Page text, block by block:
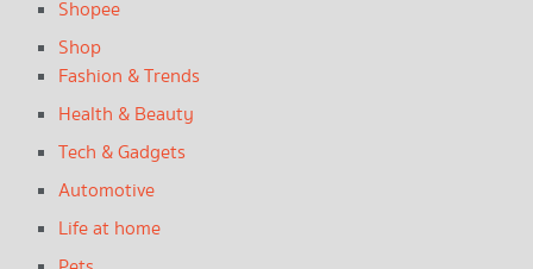
Shopee
Shop
Fashion & Trends
Health & Beauty
Tech & Gadgets
Automotive
Life at home